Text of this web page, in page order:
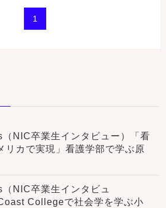
1
NIC卒業生インタビュー）「看
リカで実現」看護学部で学ぶ原
NIC卒業生インタビュ
Collegeで社会学を学ぶ小